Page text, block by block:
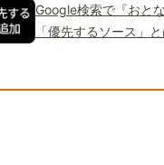
Google検索で『おと
「優先するソース」と